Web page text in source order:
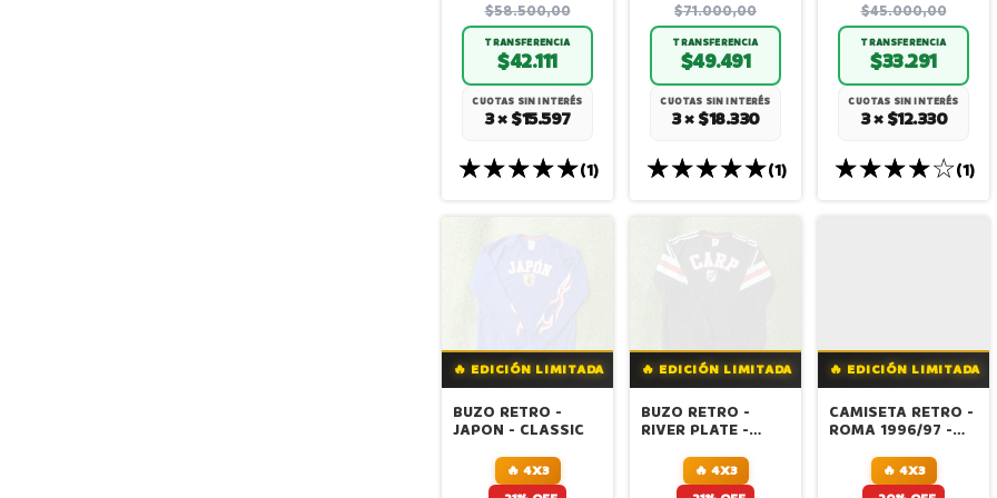
$58.500,00
TRANSFERENCIA
$42.111
CUOTAS SIN INTERÉS
3 × $15.597
(1)
$71.000,00
TRANSFERENCIA
$49.491
CUOTAS SIN INTERÉS
3 × $18.330
(1)
$45.000,00
TRANSFERENCIA
$33.291
CUOTAS SIN INTERÉS
3 × $12.330
(1)
🔥 EDICIÓN LIMITADA
BUZO RETRO -
JAPON - CLASSIC
🔥 4X3
🔥 EDICIÓN LIMITADA
BUZO RETRO -
RIVER PLATE -
🔥 4X3
🔥 EDICIÓN LIMITADA
CAMISETA RETRO -
ROMA 1996/97 -
TOTTI 🔥 4X3